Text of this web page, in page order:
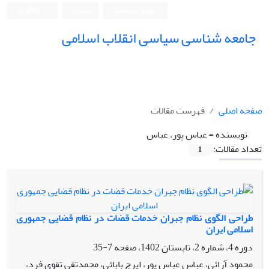
جامعه شناسی سیاسی انقلاب اسلامی
صفحه اصلی
فهرست مقالات
نویسنده =عباس پور، عباس
تعداد مقالات:
1
طراحی الگوی نظام جبران خدمات قضات در نظام قضایی جمهوری
اسلامی ایران
دوره 4، شماره 2، تابستان 1402، صفحه
7-35
محمود آرائی، عباس عباس پور، ایرج بابائی، محمدتقی تقوی فرد،